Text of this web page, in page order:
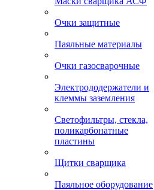
Очки защитные
Паяльные материалы
Очки газосварочные
Электрододержатели и
клеммы заземления
Светофильтры, стекла,
поликарбонатные
пластины
Щитки сварщика
Паяльное оборудование